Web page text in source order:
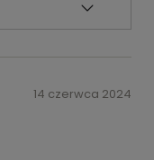
14 czerwca 2024